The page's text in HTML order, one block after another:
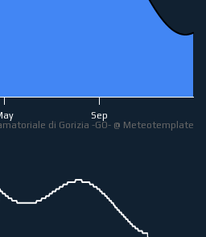
Sep
di Gorizia -GO- @ Meteotemplate